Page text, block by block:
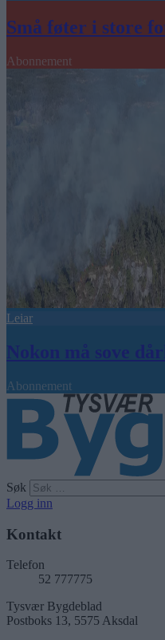
Små føter i store
Abonnement
Leiar
Nokon må sove
Abonnement
Søk
Logg inn
Kontakt
Telefon
52 777775
Tysvær Bygdeblad
Postboks 13, 5575 Aksdal